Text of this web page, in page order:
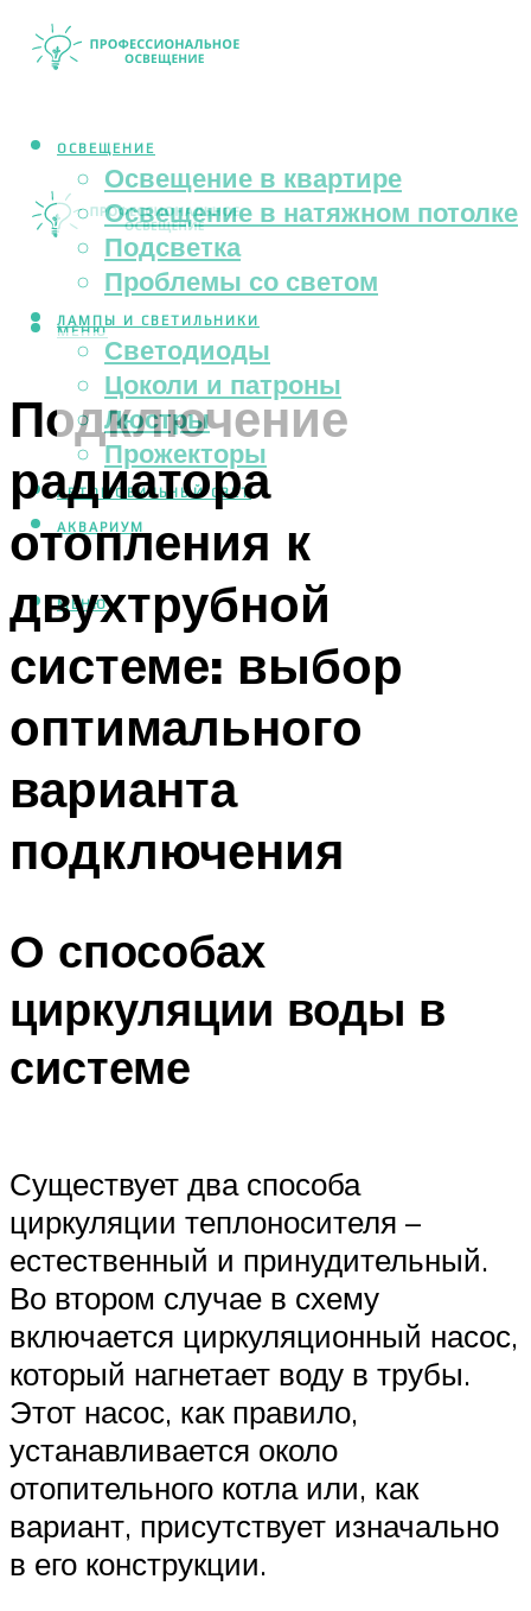
ОСВЕЩЕНИЕ
Освещение в квартире
Освещение в натяжном потолке
Подсветка
Проблемы со светом
ЛАМПЫ И СВЕТИЛЬНИКИ
Светодиоды
Цоколи и патроны
Люстры
Прожекторы
АВТОМОБИЛЬНЫЙ СВЕТ
АКВАРИУМ
МЕНЮ
МЕНЮ
Подключение
радиатора
отопления к
двухтрубной
системе: выбор
оптимального
варианта
подключения
О способах
циркуляции воды в
системе
Существует два способа
циркуляции теплоносителя –
естественный и принудительный.
Во втором случае в схему
включается циркуляционный насос,
который нагнетает воду в трубы.
Этот насос, как правило,
устанавливается около
отопительного котла или, как
вариант, присутствует изначально
в его конструкции.